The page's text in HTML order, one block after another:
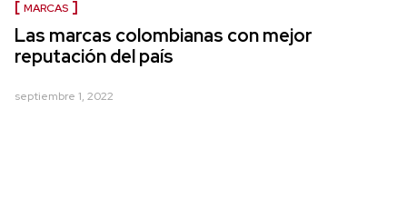
MARCAS
Las marcas colombianas con mejor
reputación del país
septiembre 1, 2022